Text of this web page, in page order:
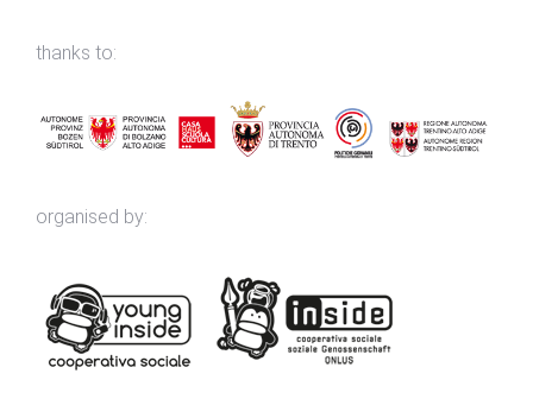
thanks to:
organised by: